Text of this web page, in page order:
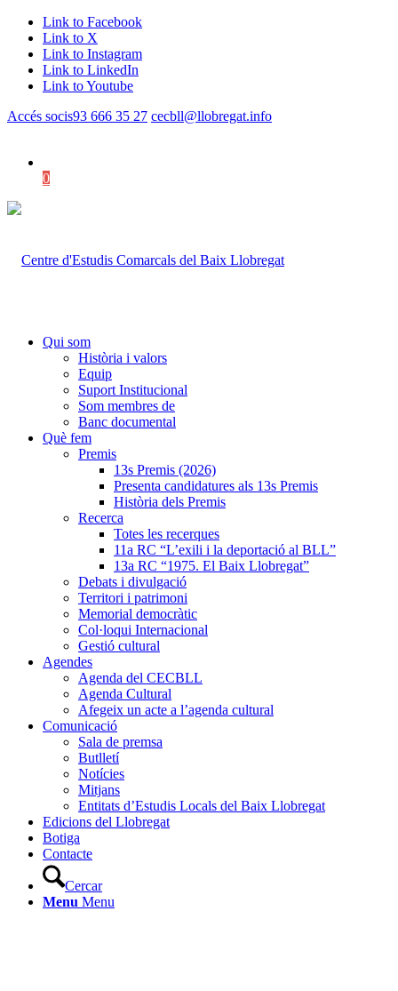
Link to Facebook
Link to X
Link to Instagram
Link to LinkedIn
Link to Youtube
Accés socis93 666 35 27 cecbll@llobregat.info
0
Qui som
Història i valors
Equip
Suport Institucional
Som membres de
Banc documental
Què fem
Premis
13s Premis (2026)
Presenta candidatures als 13s Premis
Història dels Premis
Recerca
Totes les recerques
11a RC “L’exili i la deportació al BLL”
13a RC “1975. El Baix Llobregat”
Debats i divulgació
Territori i patrimoni
Memorial democràtic
Col·loqui Internacional
Gestió cultural
Agendes
Agenda del CECBLL
Agenda Cultural
Afegeix un acte a l’agenda cultural
Comunicació
Sala de premsa
Butlletí
Notícies
Mitjans
Entitats d’Estudis Locals del Baix Llobregat
Edicions del Llobregat
Botiga
Contacte
Cercar
Menu Menu